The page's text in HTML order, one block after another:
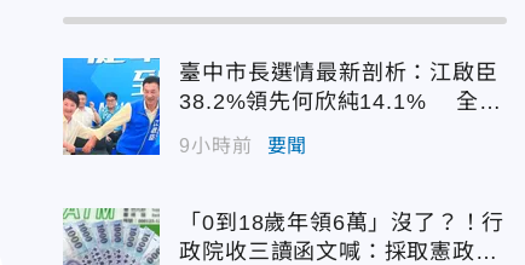
臺中市長選情最新剖析：江啟臣
38.2%領先何欣純14.1% 全世
代支持度全面居首
9小時前 要聞
「0到18歲年領6萬」沒了？！行
政院收三讀函文喊：採取憲政作